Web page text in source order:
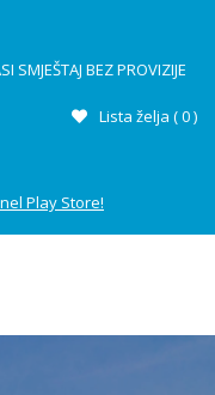
SMJEŠTAJ BEZ PROVIZIJE
Lista želja (0)
Play Store!